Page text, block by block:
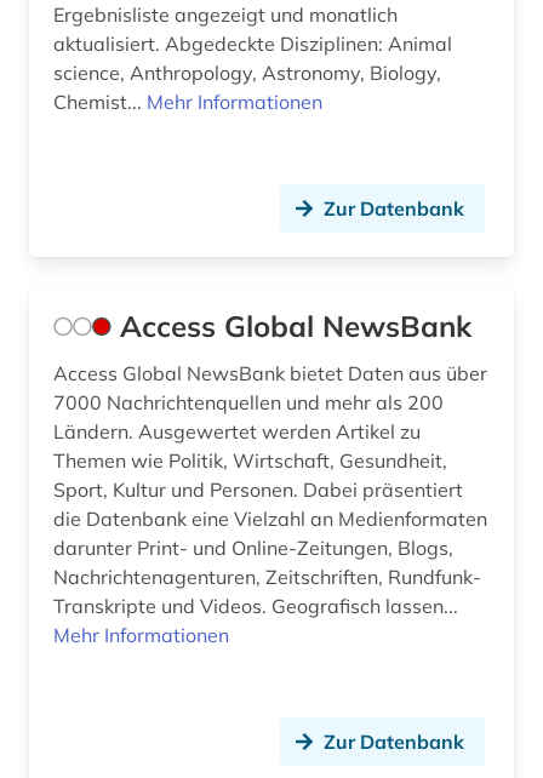
bundesbeamtengesetz (2009) (1)
bundesdatenschutzgesetz (4)
bundesfinanzverwaltung (1)
bundesgerichtshof (8)
bundesgesetz (1)
bundesgesetzblatt (1)
bundesgesetzblatt teil i (1)
bundesgleichstellungsgesetz (1)
bundeshaushaltsrecht (3)
bundesländer (1)
Ergebnisliste angezeigt und monatlich
aktualisiert. Abgedeckte Disziplinen: Animal
science, Anthropology, Astronomy, Biology,
Chemist... Mehr Informationen
Zur Datenbank
Access Global NewsBank
Access Global NewsBank bietet Daten aus über
7000 Nachrichtenquellen und mehr als 200
Ländern. Ausgewertet werden Artikel zu
Themen wie Politik, Wirtschaft, Gesundheit,
Sport, Kultur und Personen. Dabei präsentiert
die Datenbank eine Vielzahl an Medienformaten
darunter Print- und Online-Zeitungen, Blogs,
Nachrichtenagenturen, Zeitschriften, Rundfunk-
Transkripte und Videos. Geografisch lassen...
Mehr Informationen
Zur Datenbank